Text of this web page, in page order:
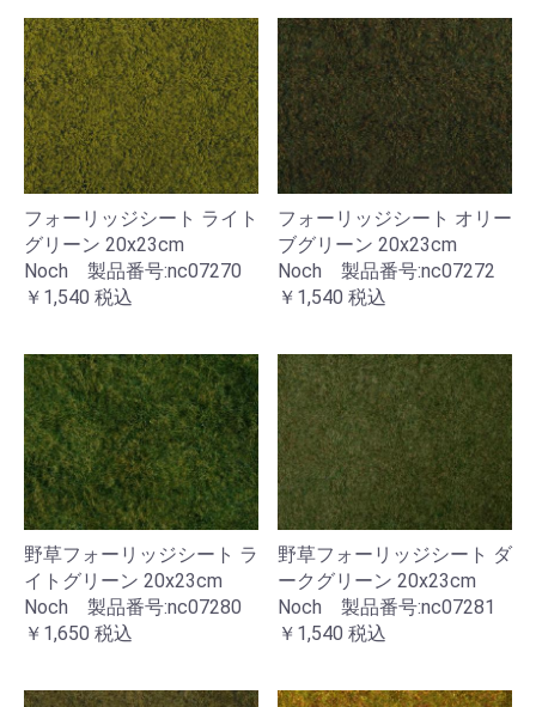
フォーリッジシート ライト
グリーン 20x23cm
Noch 製品番号:nc07270
￥1,540 税込
フォーリッジシート オリー
ブグリーン 20x23cm
Noch 製品番号:nc07272
￥1,540 税込
野草フォーリッジシート ラ
イトグリーン 20x23cm
Noch 製品番号:nc07280
￥1,650 税込
野草フォーリッジシート ダ
ークグリーン 20x23cm
Noch 製品番号:nc07281
￥1,540 税込